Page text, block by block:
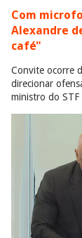
Com
Alexandre
café"
Convite ocorre
direcionar
ministro do